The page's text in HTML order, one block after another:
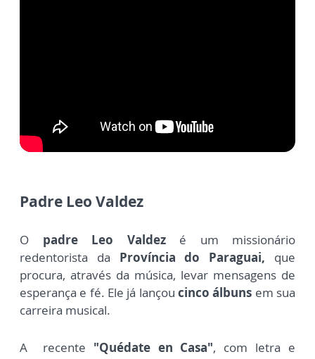
Padre Leo Valdez
O padre Leo Valdezé um missionário
redentorista da Província do Paraguai, que
procura, através da música, levar mensagens de
esperança e fé. Ele já lançou cinco álbuns em sua
carreira musical.
A recente "Quédate en Casa", com letra e